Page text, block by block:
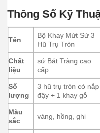
Thông Số Kỹ
Tên
Bộ Khay Mứt Sứ 3
Hũ Trụ Tròn
Chất
liệu
sứ Bát Tràng cao
cấp
Số
lượng
3 hũ trụ tròn có nắp
đậy + 1 khay gỗ
Màu
sắc
vàng, hồng, ghi